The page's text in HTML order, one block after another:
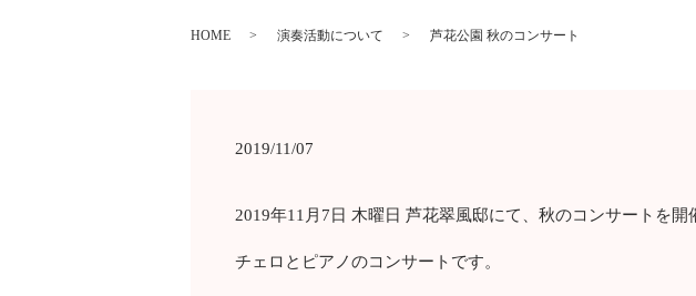
HOME 演奏活動について 芦花公園 秋のコンサート
2019/11/07
2019年11月7日 木曜日 芦花翠風邸にて、秋のコンサートを開
チェロとピアノのコンサートです。